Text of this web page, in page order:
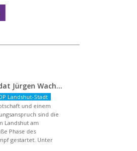
FDP-OB-Kandidat Jürgen Wachter: „Politik auf Pump ist unsozial“
Landshut-Stadt
und einem
sind die
Landshut am
Phase des
gestartet. Unter